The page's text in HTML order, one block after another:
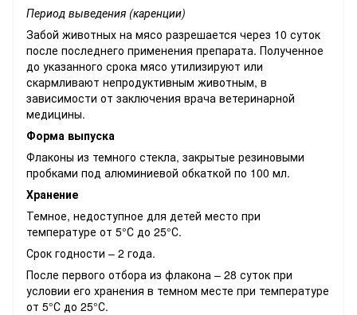
Период выведения (каренции)
Забой животных на мясо разрешается через 10 суток
после последнего применения препарата. Полученное
до указанного срока мясо утилизируют или
скармливают непродуктивным животным, в
зависимости от заключения врача ветеринарной
медицины.
Форма выпуска
Флаконы из темного стекла, закрытые резиновыми
пробками под алюминиевой обкаткой по 100 мл.
Хранение
Темное, недоступное для детей место при
температуре от 5°С до 25°С.
Срок годности – 2 года.
После первого отбора из флакона – 28 суток при
условии его хранения в темном месте при температуре
от 5°С до 25°С.